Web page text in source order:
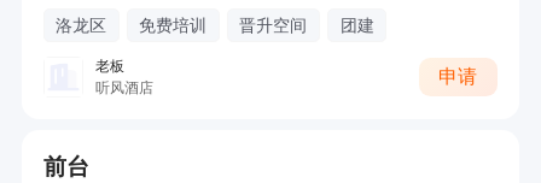
洛龙区 免费培训 晋升空间 团建
老板
听风酒店
申请
前台